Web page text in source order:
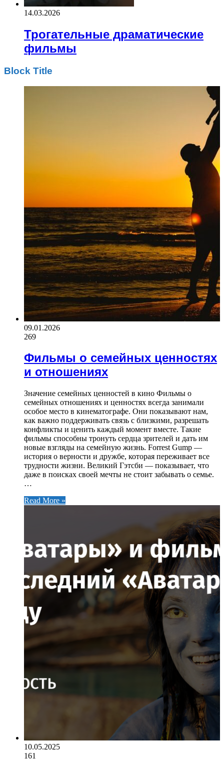
14.03.2026
Трогательные драматические
фильмы
Block Title
09.01.2026
269
Фильмы о семейных ценностях
и отношениях
Значение семейных ценностей в кино Фильмы о
семейных отношениях и ценностях всегда занимали
особое место в кинематографе. Они показывают нам,
как важно поддерживать связь с близкими, разрешать
конфликты и ценить каждый момент вместе. Такие
фильмы способны тронуть сердца зрителей и дать им
новые взгляды на семейную жизнь. Forrest Gump —
история о верности и дружбе, которая переживает все
трудности жизни. Великий Гэтсби — показывает, что
даже в поисках своей мечты не стоит забывать о семье.
…
Read More »
10.05.2025
161